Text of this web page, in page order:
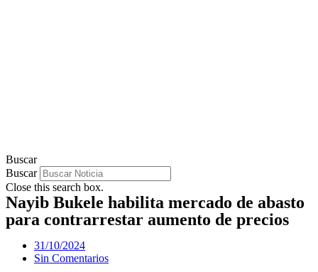
Buscar
Buscar
Close this search box.
Nayib Bukele habilita mercado de abasto
para contrarrestar aumento de precios
31/10/2024
Sin Comentarios